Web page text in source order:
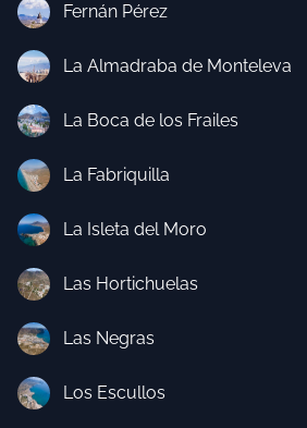
Fernán Pérez
La Almadraba de Monteleva
La Boca de los Frailes
La Fabriquilla
La Isleta del Moro
Las Hortichuelas
Las Negras
Los Escullos